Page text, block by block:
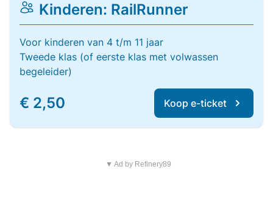
Kinderen: RailRunner
Voor kinderen van 4 t/m 11 jaar
Tweede klas (of eerste klas met volwassen
begeleider)
€ 2,50 Koop e-ticket
▼ Ad by Refinery89